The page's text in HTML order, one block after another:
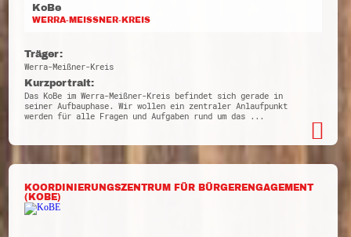
KoBe
WERRA-MEISSNER-KREIS
Träger:
Werra-Meißner-Kreis
Kurzportrait:
Das KoBe im Werra-Meißner-Kreis befindet sich gerade in
seiner Aufbauphase. Wir wollen ein zentraler Anlaufpunkt
werden für alle Fragen und Aufgaben rund um das ...
KOORDINIERUNGSZENTRUM FÜR BÜRGERENGAGEMENT
(KOBE)